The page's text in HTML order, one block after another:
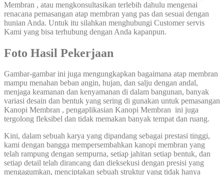
Membran , atau mengkonsultasikan terlebih dahulu mengenai
renacana pemasangan atap membran yang pas dan sesuai dengan
hunian Anda. Untuk itu silahkan menghubungi Customer servis
Kami yang bisa terhubung dengan Anda kapanpun.
Foto Hasil Pekerjaan
Gambar-gambar ini juga mengungkapkan bagaimana atap membran
mampu menahan beban angin, hujan, dan salju dengan andal,
menjaga keamanan dan kenyamanan di dalam bangunan, banyak
variasi desain dan bentuk yang sering di gunakan untuk pemasangan
Kanopi Membran , pengaplikasian Kanopi Membran ini juga
tergolong fleksibel dan tidak memakan banyak tempat dan ruang.
Kini, dalam sebuah karya yang dipandang sebagai prestasi tinggi,
kami dengan bangga mempersembahkan kanopi membran yang
telah rampung dengan sempurna, setiap jahitan setiap bentuk, dan
setiap detail telah dirancang dan dieksekusi dengan presisi yang
mengagumkan, menciptakan sebuah struktur yang tidak hanya